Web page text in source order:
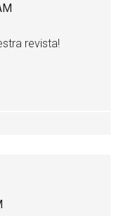
revista!